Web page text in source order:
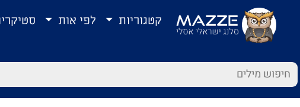
קטגוריות לפי אות